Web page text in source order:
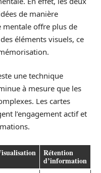
de manière
mentale offre plus de
éléments visuels, ce
une technique
à mesure que les
Les cartes
l’engagement actif et
Rétention
d’information